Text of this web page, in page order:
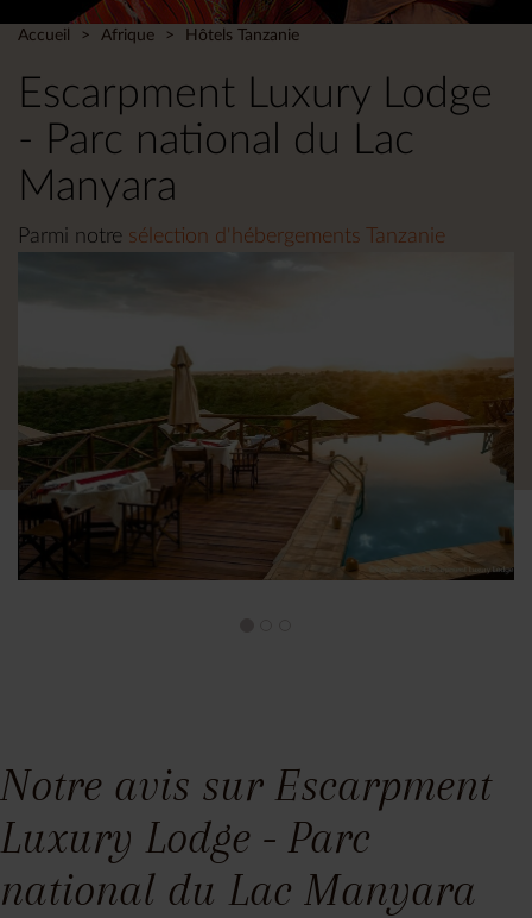
Accueil Afrique Hôtels Tanzanie
Escarpment Luxury Lodge
- Parc national du Lac
Manyara
Parmi notre sélection d'hébergements Tanzanie
Notre avis sur Escarpment
Luxury Lodge - Parc
national du Lac Manyara